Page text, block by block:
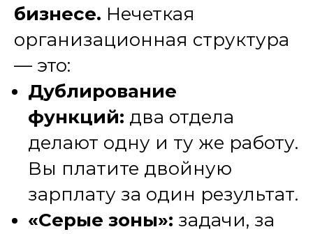
бизнесе. Нечеткая
организационная структура
— это:
Дублирование
функций: два отдела
делают одну и ту же работу.
Вы платите двойную
зарплату за один результат.
«Серые зоны»: задачи, за